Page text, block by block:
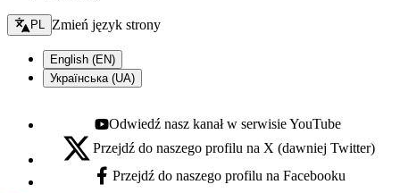
Zmień język - bieżący:
PL Zmień język strony
English (EN)
Українська (UA)
Youtube - otwiera się w nowej karcie
Odwiedź nasz kanał w serwisie YouTube
X - otwiera się w nowej karcie
Przejdź do naszego profilu na X (dawniej Twitter)
Facebook - otwiera się w nowej karcie
Przejdź do naszego profilu na Facebooku